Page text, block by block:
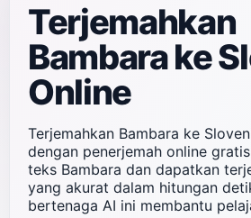
Terjemahkan
Bambara ke
Online
Terjemahkan Bambara ke
dengan penerjemah online
teks Bambara dan dapatkan
yang akurat dalam hitungan
bertenaga AI ini membantu